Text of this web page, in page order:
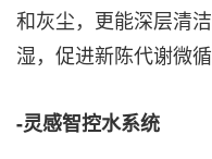
和灰尘，更能深层清
湿，促进新陈代谢微
-灵感智控水系统